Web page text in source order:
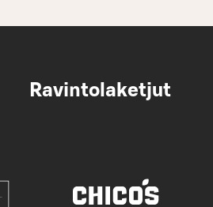
Ravintolaketjut